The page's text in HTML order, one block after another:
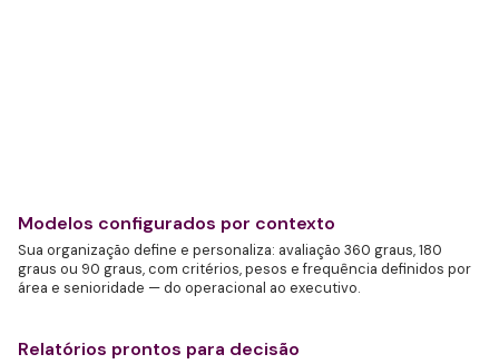
Modelos configurados por contexto
Sua organização define e personaliza: avaliação 360 graus, 180
graus ou 90 graus, com critérios, pesos e frequência definidos por
área e senioridade — do operacional ao executivo.
Relatórios prontos para decisão